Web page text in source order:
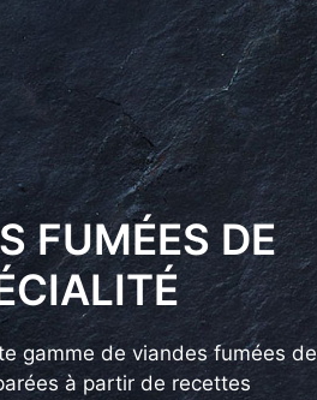
FUMÉES DE
gamme de viandes fumées de
à partir de recettes